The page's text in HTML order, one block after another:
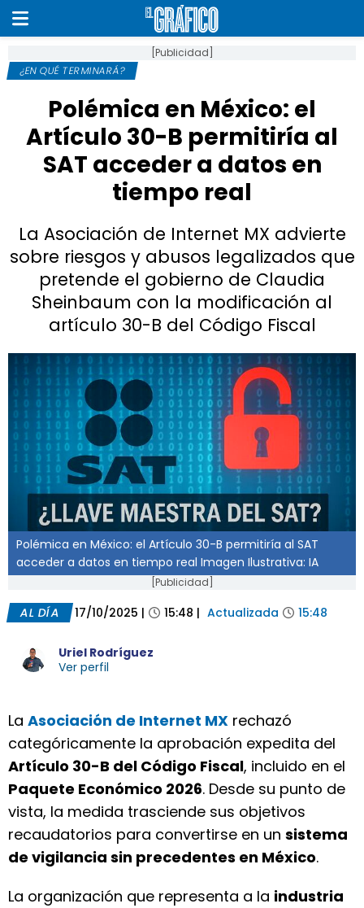
[Publicidad]
¿EN QUÉ TERMINARÁ?
Polémica en México: el
Artículo 30-B permitiría al
SAT acceder a datos en
tiempo real
La Asociación de Internet MX advierte
sobre riesgos y abusos legalizados que
pretende el gobierno de Claudia
Sheinbaum con la modificación al
artículo 30-B del Código Fiscal
Polémica en México: el Artículo 30-B permitiría al SAT
acceder a datos en tiempo real Imagen Ilustrativa: IA
[Publicidad]
AL DÍA 17/10/2025 | 15:48 | Actualizada 15:48
Uriel Rodríguez
Ver perfil
La Asociación de Internet MX rechazó
categóricamente la aprobación expedita del
Artículo 30-B del Código Fiscal, incluido en el
Paquete Económico 2026. Desde su punto de
vista, la medida trasciende sus objetivos
recaudatorios para convertirse en un sistema
de vigilancia sin precedentes en México.
La organización que representa a la industria